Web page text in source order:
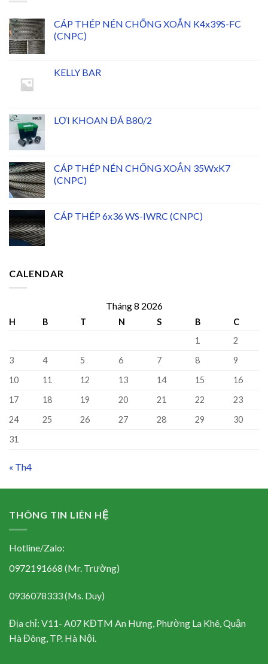
CÁP THÉP NÉN CHỐNG XOẮN K4x39S-FC
(CNPC)
KELLY BAR
LỢI KHOAN ĐÁ B80/2
CÁP THÉP NÉN CHỐNG XOẮN 35WxK7
(CNPC)
CÁP THÉP 6x36 WS-IWRC (CNPC)
CALENDAR
Tháng 8 2026
H B T N S B
C
1
2
3
4 5 6 7 8
9
10
11 12 13 14 15
16
17
18 19 20 21 22
23
24
25 26 27 28 29
30
31
« Th4
THÔNG TIN LIÊN HỆ
Hotline/Zalo:
0972191668 (Mr. Trường)
0936078333 (Ms. Duy)
Địa chỉ: V11- A07 KĐTM An Hưng, Phường La Khê, Quận
Hà Đông, TP. Hà Nội.